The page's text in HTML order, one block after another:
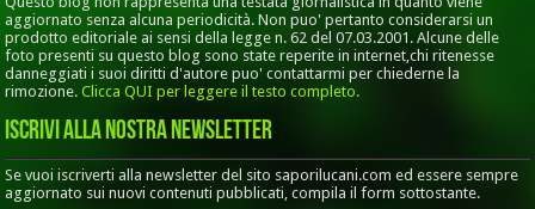
aggiornato senza alcuna periodicità. Non puo' pertanto considerarsi un
prodotto editoriale ai sensi della legge n. 62 del 07.03.2001. Alcune delle
foto presenti su questo blog sono state reperite in internet,chi ritenesse
danneggiati i suoi diritti d'autore puo' contattarmi per chiederne la
rimozione.Clicca QUI per leggere il testo completo.
Iscrivi alla nostra Newsletter
Se vuoi iscriverti alla newsletter del sito saporilucani.com ed essere sempre
aggiornato sui nuovi contenuti pubblicati, compila il form sottostante.